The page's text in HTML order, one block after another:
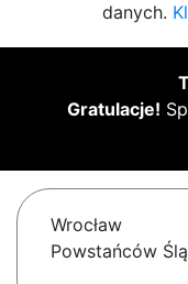
danych.
Gratulacje!
Wrocław
Powstańców